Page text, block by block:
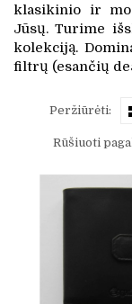
klasikinio ir
Jūsų. Turime
kolekciją.
filtrų (esančių
Peržiūrėti:
Rūšiuoti